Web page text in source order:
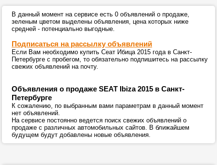
В данный момент на сервисе есть 0 объявлений о продаже,
зеленым цветом выделены объявления, цена которых ниже
средней - потенциально выгодные.
Подписаться на рассылку объявлений
Если Вам необходимо купить Сеат Ибица 2015 года в Санкт-
Петербурге с пробегом, то обязательно подпишитесь на рассылку
свежих объявлений на почту.
Объявления о продаже SEAT Ibiza 2015 в Санкт-
Петербурге
К сожалению, по выбранным вами параметрам в данный момент
нет объявлений.
На сервисе постоянно ведется поиск свежих объявлений о
продаже с различных автомобильных сайтов. В ближайшем
будущем будут добавлены новые объявления.